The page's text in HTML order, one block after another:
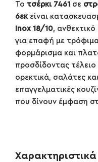
Το τσέρκι 7461 σε
6εκείναι
Inox 18/10,
για επαφή με
φορμάρισμα και
προσδίδοντας
ορεκτικά, σαλάτες
επαγγελματικές
που δίνουν έμφαση
Χαρακτηριστικά